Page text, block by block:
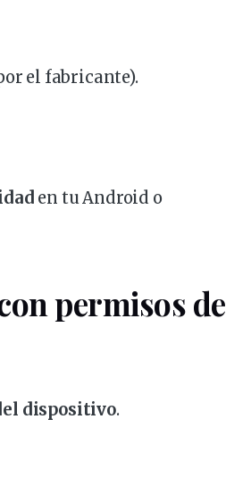
el fabricante).
en tu Android o
permisos de
dispositivo.